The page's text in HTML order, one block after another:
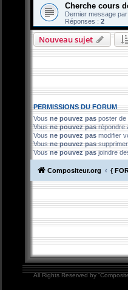
Cherche cours
Dernier message par
Réponses : 2
Nouveau sujet
PERMISSIONS DU FORUM
Vous ne pouvez pas poster de
Vousne pouvez pasrépondre
Vous ne pouvez pas modifier
Vousne pouvez pas
Vousne pouvez pasjoindre
Compositeur.org {
All Rights Reserved by